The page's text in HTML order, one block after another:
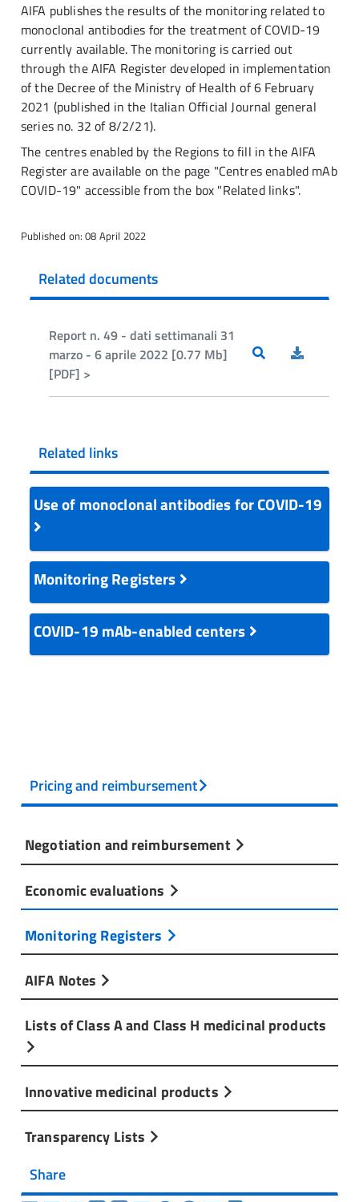
AIFA publishes the results of the monitoring related to
monoclonal antibodies for the treatment of COVID-19
currently available. The monitoring is carried out
through the AIFA Register developed in implementation
of the Decree of the Ministry of Health of 6 February
2021 (published in the Italian Official Journal general
series no. 32 of 8/2/21).
The centres enabled by the Regions to fill in the AIFA
Register are available on the page "Centres enabled mAb
COVID-19" accessible from the box "Related links".
Published on: 08 April 2022
Related documents
Report n. 49 - dati settimanali 31
marzo - 6 aprile 2022 [0.77 Mb]
[PDF] >
Related links
Use of monoclonal antibodies for COVID-19
Monitoring Registers
COVID-19 mAb-enabled centers
Pricing and reimbursement
Negotiation and reimbursement
Economic evaluations
Monitoring Registers
AIFA Notes
Lists of Class A and Class H medicinal products
Innovative medicinal products
Transparency Lists
Share